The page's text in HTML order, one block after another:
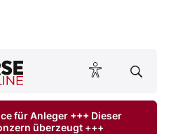
BÖRSE ONLINE lesen
für Anleger +++ Dieser
überzeugt +++